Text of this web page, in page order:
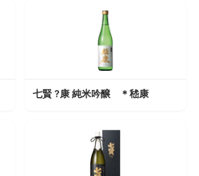
七賢 ?康 純米吟醸 ＊嵇康